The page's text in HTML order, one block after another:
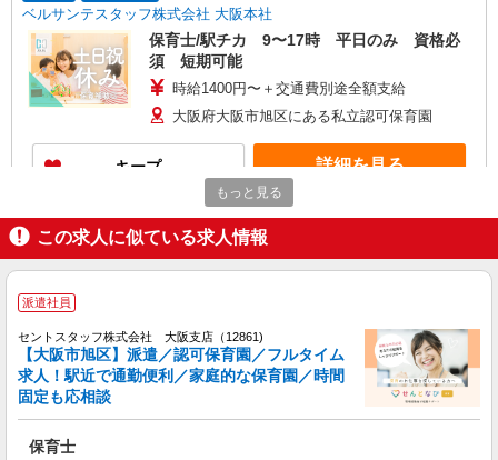
ベルサンテスタッフ株式会社 大阪本社
保育士/駅チカ 9〜17時 平日のみ 資格必
須 短期可能
時給1400円〜＋交通費別途全額支給
大阪府大阪市旭区にある私立認可保育園
キープ 詳細を見る
派遣社員 紹介予定派遣
ベルサンテ株式会社 大阪本社
保育士/時給1600円 午後短時間 正職員のサ
通費全額支給 （車通勤の場合も駐車場代・ガソリ
ン代は弊社負担） ・各種保険完備 ・昇給あり
大阪府大阪市旭区にある私立認可保育園
もっと見る
この求人に似ている求人情報
派遣社員
セントスタッフ株式会社 大阪支店（12861)
【大阪市旭区】派遣／認可保育園／フルタイム
求人！駅近で通勤便利／家庭的な保育園／時間
固定も応相談
保育士